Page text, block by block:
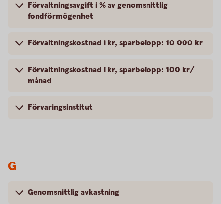
Förvaltningsavgift i % av genomsnittlig
fondförmögenhet
Förvaltningskostnad i kr, sparbelopp: 10 000 kr
Förvaltningskostnad i kr, sparbelopp: 100 kr/
månad
Förvaringsinstitut
G
Genomsnittlig avkastning